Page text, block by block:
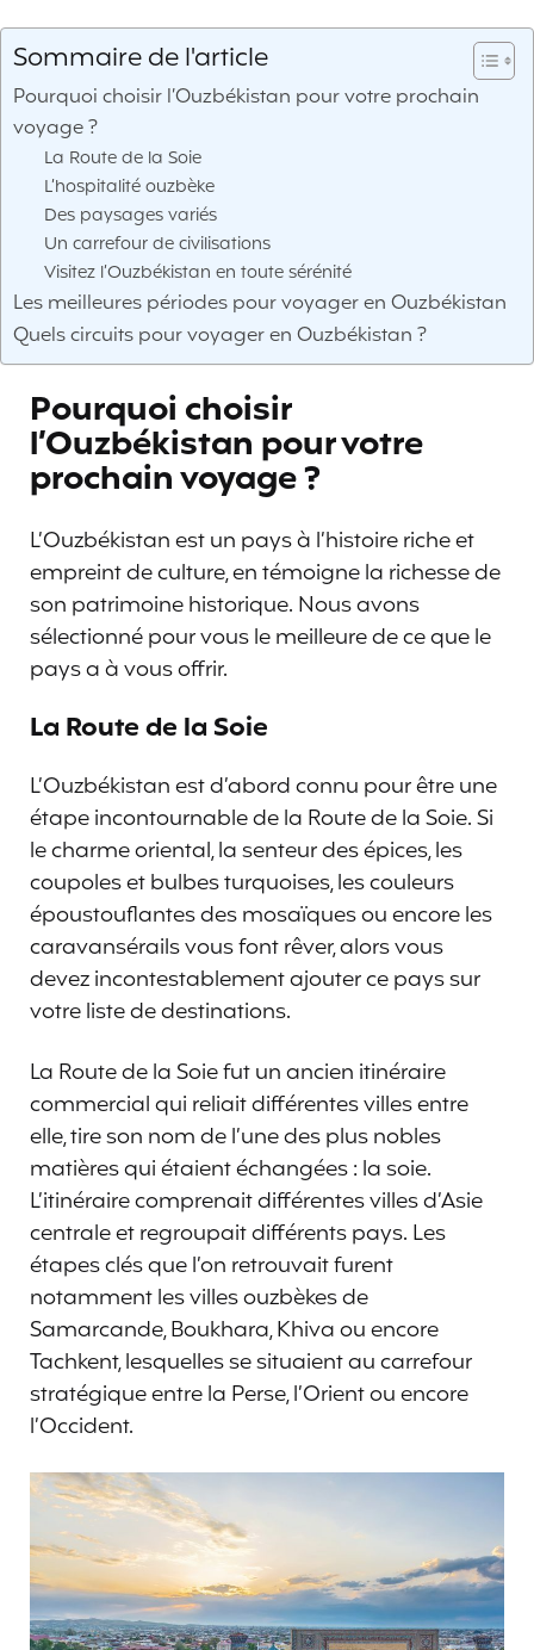
Sommaire de l'article
Pourquoi choisir l’Ouzbékistan pour votre prochain
voyage ?
La Route de la Soie
L’hospitalité ouzbèke
Des paysages variés
Un carrefour de civilisations
Visitez l’Ouzbékistan en toute sérénité
Les meilleures périodes pour voyager en Ouzbékistan
Quels circuits pour voyager en Ouzbékistan ?
Pourquoi choisir
l’Ouzbékistan pour votre
prochain voyage ?
L’Ouzbékistan est un pays à l’histoire riche et
empreint de culture, en témoigne la richesse de
son patrimoine historique. Nous avons
sélectionné pour vous le meilleure de ce que le
pays a à vous offrir.
La Route de la Soie
L’Ouzbékistan est d’abord connu pour être une
étape incontournable de la Route de la Soie. Si
le charme oriental, la senteur des épices, les
coupoles et bulbes turquoises, les couleurs
époustouflantes des mosaïques ou encore les
caravansérails vous font rêver, alors vous
devez incontestablement ajouter ce pays sur
votre liste de destinations.
La Route de la Soie fut un ancien itinéraire
commercial qui reliait différentes villes entre
elle, tire son nom de l’une des plus nobles
matières qui étaient échangées : la soie.
L’itinéraire comprenait différentes villes d’Asie
centrale et regroupait différents pays. Les
étapes clés que l’on retrouvait furent
notamment les villes ouzbèkes de
Samarcande, Boukhara, Khiva ou encore
Tachkent, lesquelles se situaient au carrefour
stratégique entre la Perse, l’Orient ou encore
l’Occident.